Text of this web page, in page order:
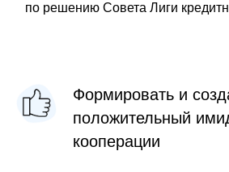
по решению Совета Лиги
Формировать и
положительный
кооперации